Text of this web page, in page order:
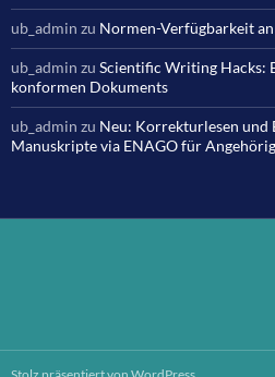
ub_admin zu Normen-Verfügbarkeit
ub_admin zu Scientific Writing Hacks:
konformen Dokuments
ub_admin zu Neu: Korrekturlesen und
Manuskripte via ENAGO für